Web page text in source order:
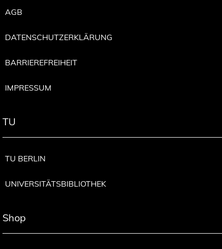
AGB
DATENSCHUTZERKLÄRUNG
BARRIEREFREIHEIT
IMPRESSUM
TU
TU BERLIN
UNIVERSITÄTSBIBLIOTHEK
Shop